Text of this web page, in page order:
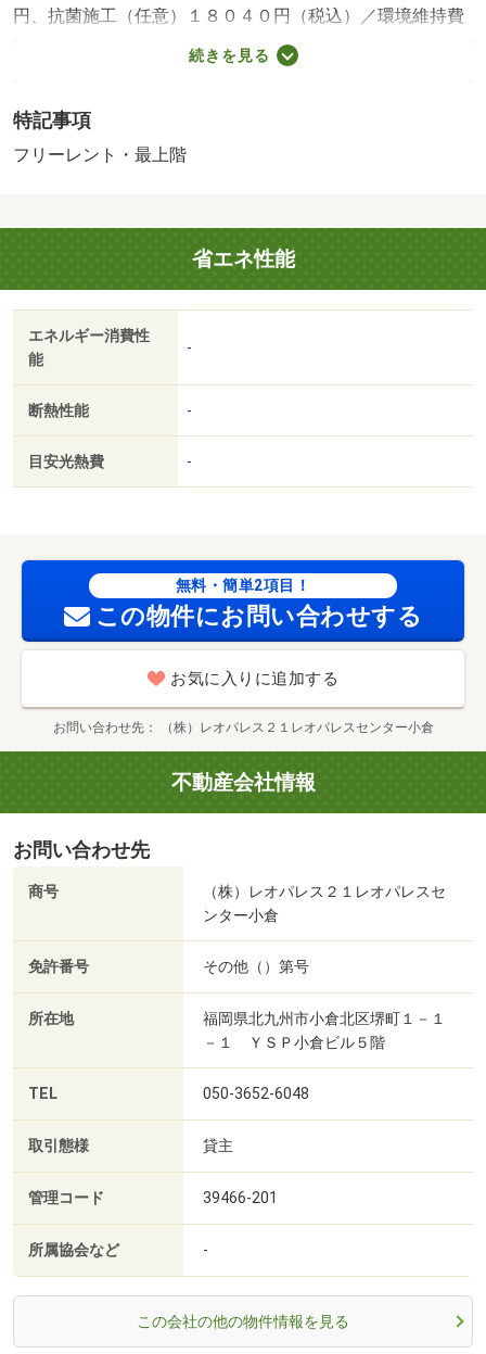
円、抗菌施工（任意）１８０４０円（税込）／環境維持費
５５０円／月、更新手数料１６５００円／２年（税込）／
保証会社利用必：保証料：５３３９０円（契約内容により
／仲介手数料不要／フリーレント１ヶ月／個人契約限定／
バストイレ別／エアコン／ＴＶインターホン／室内洗濯置
バス停徒歩３分以内/賃貸戸数:24戸
続きを見る
特記事項
フリーレント・最上階
省エネ性能
エネルギー消費性
能
-
断熱性能 -
目安光熱費 -
無料・簡単2項目！
この物件にお問い合わせする
お気に入りに追加する
お問い合わせ先 （株）レオパレス２１レオパレスセンター小倉
不動産会社情報
お問い合わせ先
商号
（株）レオパレス２１レオパレスセ
ンター小倉
免許番号 その他（）第号
所在地
福岡県北九州市小倉北区堺町１－１
－１ ＹＳＰ小倉ビル５階
TEL 050-3652-6048
取引態様 貸主
管理コード 39466-201
所属協会など -
この会社の他の物件情報を見る